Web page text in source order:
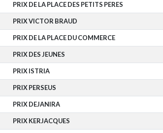
PRIX DE LA PLACE DES PETITS PERES
PRIX VICTOR BRAUD
PRIX DE LA PLACE DU COMMERCE
PRIX DES JEUNES
PRIX ISTRIA
PRIX PERSEUS
PRIX DEJANIRA
PRIX KERJACQUES